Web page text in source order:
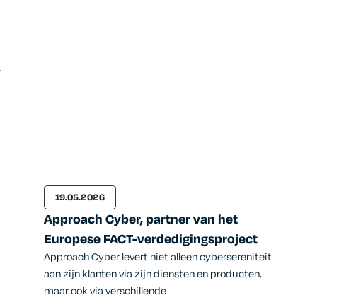
19.05.2026
Approach Cyber, partner van het
Europese FACT-verdedigingsproject
Approach Cyber levert niet alleen cybersereniteit
aan zijn klanten via zijn diensten en producten,
maar ook via verschillende